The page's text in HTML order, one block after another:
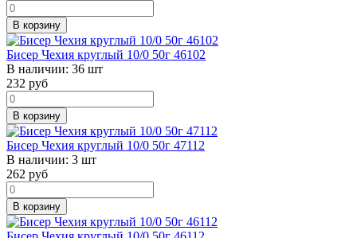
В корзину
Бисер Чехия круглый 10/0 50г 46102
В наличии: 36 шт
232 руб
В корзину
Бисер Чехия круглый 10/0 50г 47112
В наличии: 3 шт
262 руб
В корзину